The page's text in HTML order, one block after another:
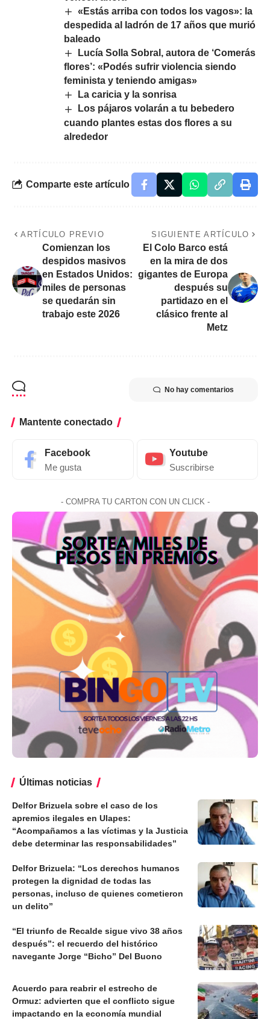
«Estás arriba con todos los vagos»: la
despedida al ladrón de 17 años que murió
baleado
Lucía Solla Sobral, autora de ‘Comerás
flores’: «Podés sufrir violencia siendo
feminista y teniendo amigas»
La caricia y la sonrisa
Los pájaros volarán a tu bebedero
cuando plantes estas dos flores a su
alrededor
Comparte este artículo
ARTÍCULO PREVIO
Comienzan los
despidos masivos
en Estados Unidos:
miles de personas
se quedarán sin
trabajo este 2026
SIGUIENTE ARTÍCULO
El Colo Barco está
en la mira de dos
gigantes de Europa
después su
partidazo en el
clásico frente al
Metz
No hay comentarios
Mantente conectado
Facebook
Me gusta
Youtube
Suscribirse
- COMPRA TU CARTON CON UN CLICK -
Últimas noticias
Delfor Brizuela sobre el caso de los
apremios ilegales en Ulapes:
“Acompañamos a las víctimas y la Justicia
debe determinar las responsabilidades”
Delfor Brizuela: “Los derechos humanos
protegen la dignidad de todas las
personas, incluso de quienes cometieron
un delito”
“El triunfo de Recalde sigue vivo 38 años
después”: el recuerdo del histórico
navegante Jorge “Bicho” Del Buono
Acuerdo para reabrir el estrecho de
Ormuz: advierten que el conflicto sigue
impactando en la economía mundial